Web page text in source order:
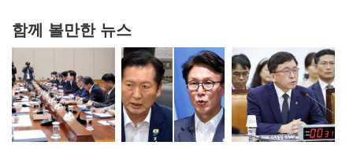
함께 볼만한 뉴스